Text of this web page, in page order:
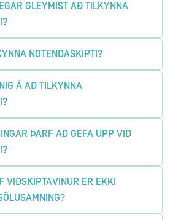
GLEYMIST AÐ TILKYNNA
NOTENDASKIPTI?
Á AÐ TILKYNNA
ÞARF AÐ GEFA UPP VIÐ
VIÐSKIPTAVINUR ER EKKI